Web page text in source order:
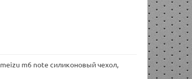
meizu m6 note силиконовый чехол,